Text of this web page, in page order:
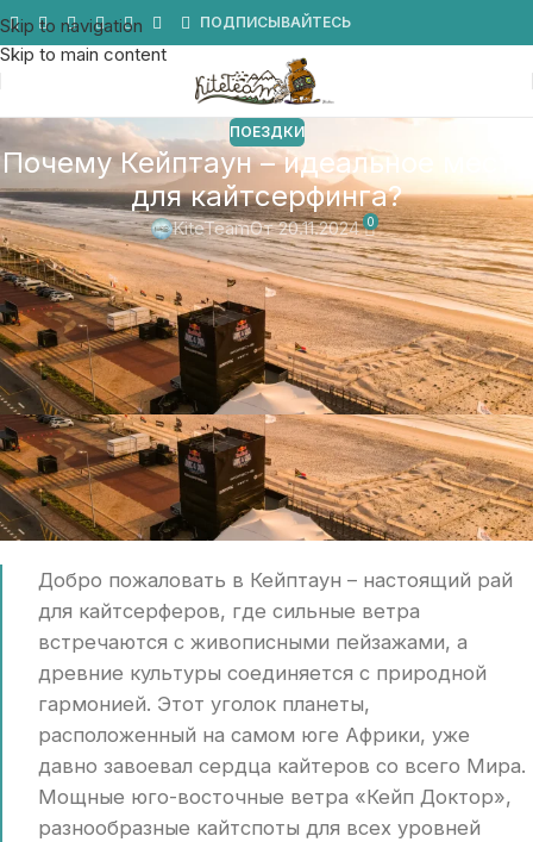
Skip to navigation
Skip to main content
ПОДПИСЫВАЙТЕСЬ
ПОЕЗДКИ
Почему Кейптаун – идеальное место
для кайтсерфинга?
KiteTeamОт 20.11.2024 0
Добро пожаловать в Кейптаун – настоящий рай
для кайтсерферов, где сильные ветра
встречаются с живописными пейзажами, а
древние культуры соединяется с природной
гармонией. Этот уголок планеты,
расположенный на самом юге Африки, уже
давно завоевал сердца кайтеров со всего Мира.
Мощные юго-восточные ветра «Кейп Доктор»,
разнообразные кайтспоты для всех уровней